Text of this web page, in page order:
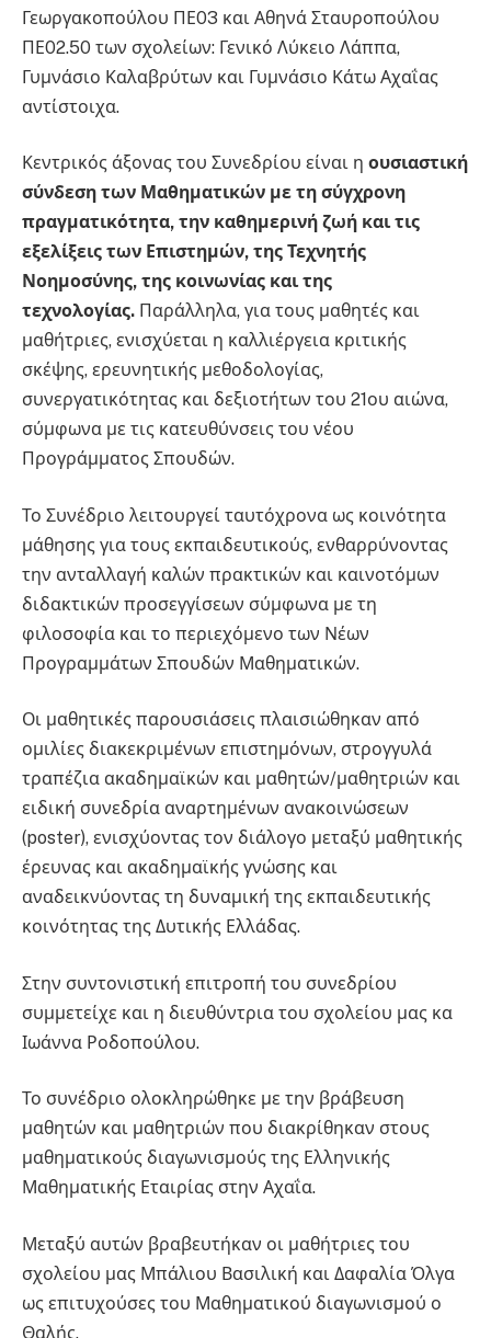
Γεωργακοπούλου ΠΕ03 και Αθηνά Σταυροπούλου
ΠΕ02.50 των σχολείων: Γενικό Λύκειο Λάππα,
Γυμνάσιο Καλαβρύτων και Γυμνάσιο Κάτω Αχαΐας
αντίστοιχα.
Κεντρικός άξονας του Συνεδρίου είναι η ουσιαστική
σύνδεση των Μαθηματικών με τη σύγχρονη
πραγματικότητα, την καθημερινή ζωή και τις
εξελίξεις των Επιστημών, της Τεχνητής
Νοημοσύνης, της κοινωνίας και της
τεχνολογίας. Παράλληλα, για τους μαθητές και
μαθήτριες, ενισχύεται η καλλιέργεια κριτικής
σκέψης, ερευνητικής μεθοδολογίας,
συνεργατικότητας και δεξιοτήτων του 21ου αιώνα,
σύμφωνα με τις κατευθύνσεις του νέου
Προγράμματος Σπουδών.
Το Συνέδριο λειτουργεί ταυτόχρονα ως κοινότητα
μάθησης για τους εκπαιδευτικούς, ενθαρρύνοντας
την ανταλλαγή καλών πρακτικών και καινοτόμων
διδακτικών προσεγγίσεων σύμφωνα με τη
φιλοσοφία και το περιεχόμενο των Νέων
Προγραμμάτων Σπουδών Μαθηματικών.
Οι μαθητικές παρουσιάσεις πλαισιώθηκαν από
ομιλίες διακεκριμένων επιστημόνων, στρογγυλά
τραπέζια ακαδημαϊκών και μαθητών/μαθητριών και
ειδική συνεδρία αναρτημένων ανακοινώσεων
(poster), ενισχύοντας τον διάλογο μεταξύ μαθητικής
έρευνας και ακαδημαϊκής γνώσης και
αναδεικνύοντας τη δυναμική της εκπαιδευτικής
κοινότητας της Δυτικής Ελλάδας.
Στην συντονιστική επιτροπή του συνεδρίου
συμμετείχε και η διευθύντρια του σχολείου μας κα
Ιωάννα Ροδοπούλου.
Το συνέδριο ολοκληρώθηκε με την βράβευση
μαθητών και μαθητριών που διακρίθηκαν στους
μαθηματικούς διαγωνισμούς της Ελληνικής
Μαθηματικής Εταιρίας στην Αχαΐα.
Μεταξύ αυτών βραβευτήκαν οι μαθήτριες του
σχολείου μας Μπάλιου Βασιλική και Δαφαλία Όλγα
ως επιτυχούσες του Μαθηματικού διαγωνισμού ο
Θαλής.